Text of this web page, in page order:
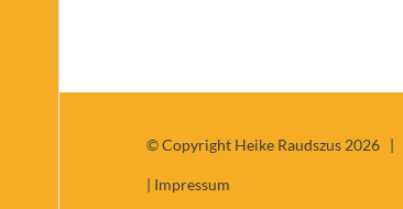
© Copyright Heike Raudszus 2026 |
| Impressum